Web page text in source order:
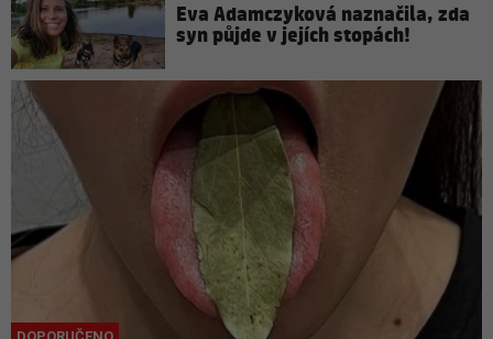
Eva Adamczyková naznačila, zda
syn půjde v jejích stopách!